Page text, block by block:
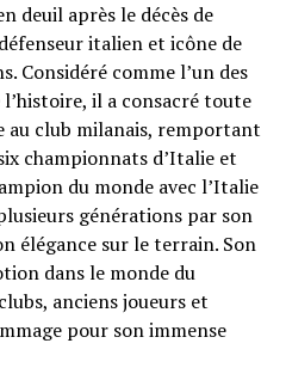
deuil après le décès de
italien et icône de
Considéré comme l’un des
il a consacré toute
au club milanais, remportant
championnats d’Italie et
du monde avec l’Italie
générations par son
élégance sur le terrain. Son
dans le monde du
anciens joueurs et
pour son immense